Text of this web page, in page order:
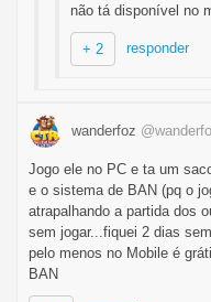
não tá disponível no
+ 2 responder
wanderfoz
Jogo ele no PC e ta um
e o sistema de BAN (pq o
atrapalhando a partida dos
sem jogar...fiquei 2 dias
pelo menos no Mobile é
BAN